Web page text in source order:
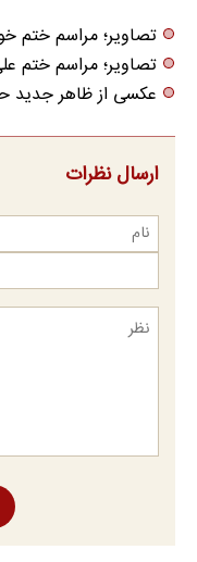
تصاویر؛ مراسم ختم
تصاویر؛ مراسم ختم
عکسی از ظاهر جدید
ارسال نظرات